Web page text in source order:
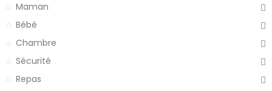
Maman
Bébé
Chambre
Sécurité
Repas